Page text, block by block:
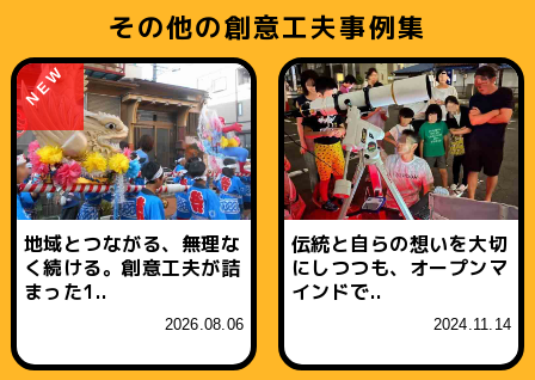
その他の創意工夫事例集
NEW
地域とつながる、無理な
く続ける。創意工夫が詰
まった1..
2026.08.06
伝統と自らの想いを大切
にしつつも、オープンマ
インドで..
2024.11.14